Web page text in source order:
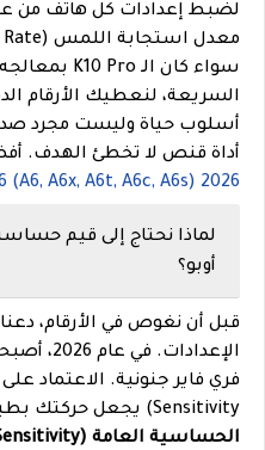
السريعة، لنعطيك الأرقام
أسلوب حياة وليست مجرد
أداة قنص لا تخطئ الهدف.
2026 Oppo A6 (A6, A6x, A6t, A6c, A6s)
أوبو؟
قبل أن نغوص في الأرقام،
Sensitivity) يجعل حركتك بطيئة مقارنة بالخصم.
الحساسية العامة (General Sensitivity):